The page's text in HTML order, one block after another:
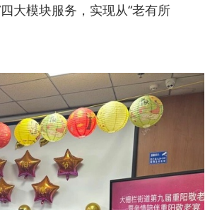
大模块服务，实现从“老有所